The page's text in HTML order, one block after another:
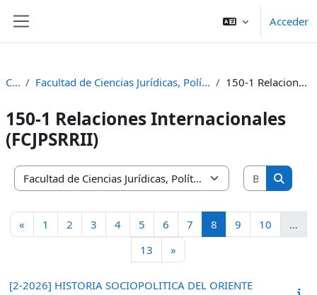
Acceder
Cursos Facultad de Ciencias Jurídicas, Políticas, Sociales y Relaciones Internacionales (FCJPSRRII) 150-1 Relaciones Internacionales (FCJPSRRII)
150-1 Relaciones Internacionales
(FCJPSRRII)
Categorías
Buscar
Buscar
« Página anterior
1 Página 1
2 Página 2
3 Página 3
4Página 4
5 Página 5
6 Página 6
7 Página 7
8 Página 8
9 Página 9
10
…
13 Página 13
»
[2-2026] HISTORIA SOCIOPOLITICA DEL ORIENTE